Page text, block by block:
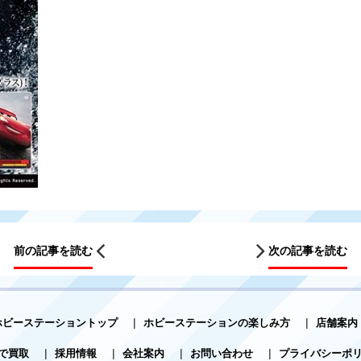
前の記事を読む 次の記事を読む
ーステーショントップ | ホビーステーションの楽しみ方 | 店舗案内
買取
| 採用情報 | 会社案内 | お問い合わせ | プライバシーポ